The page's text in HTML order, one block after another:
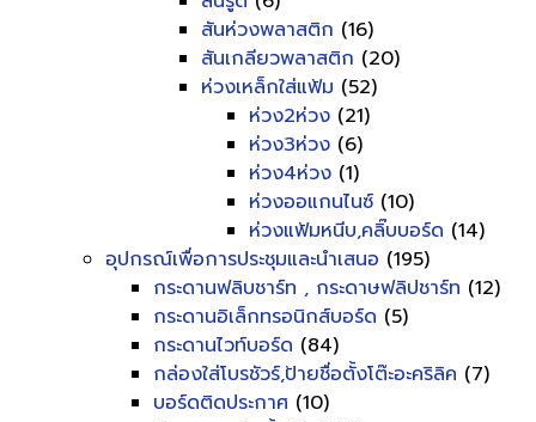
สันห่วงพลาสติก (16)
สันเกลียวพลาสติก (20)
ห่วงเหล็กใส่แฟ้ม (52)
ห่วง2ห่วง (21)
ห่วง3ห่วง (6)
ห่วง4ห่วง (1)
ห่วงออแกนไนซ์ (10)
ห่วงแฟ้มหนีบ,คลิ๊บบอร์ด (14)
อุปกรณ์เพื่อการประชุมและนำเสนอ (195)
กระดานฟลิบชาร์ท , กระดาษฟลิปชาร์ท (12)
กระดานอิเล็กทรอนิกส์บอร์ด (5)
กระดานไวท์บอร์ด (84)
กล่องใส่โบรชัวร์,ป้ายชื่อตั้งโต๊ะอะคริลิค (7)
บอร์ดติดประกาศ (10)